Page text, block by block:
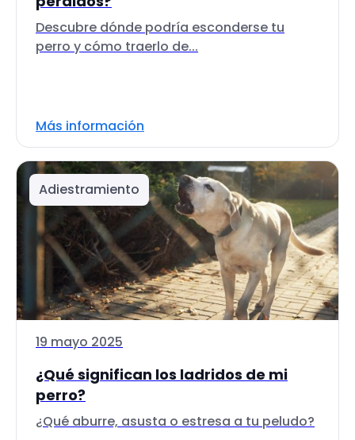
Descubre dónde podría esconderse tu
perro y cómo traerlo de...
Más información
Adiestramiento
19 mayo 2025
¿Qué significan los ladridos de mi
perro?
¿Qué aburre, asusta o estresa a tu peludo?